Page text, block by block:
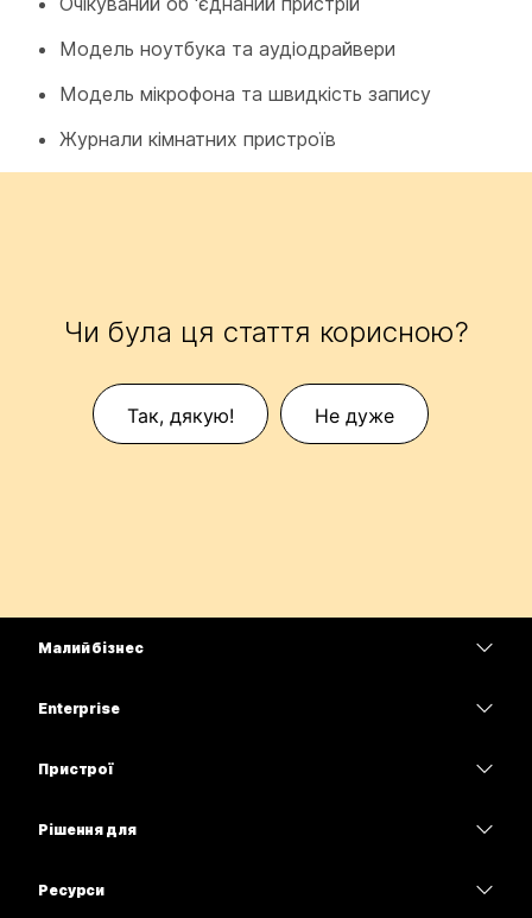
Модель ноутбука та аудіодрайвери
Модель мікрофона та швидкість запису
Журнали кімнатних пристроїв
Чи була ця стаття корисною?
Так, дякую! Не дуже
Малий бізнес
Enterprise
Пристрої
Рішення для
Ресурси